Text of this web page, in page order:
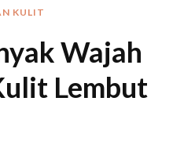
KULIT
Wajah
Lembut